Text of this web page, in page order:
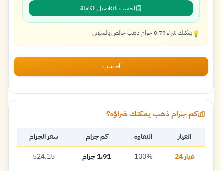
احسب التفاصيل الكاملة
💡يمكنك شراء 0.79 جرام ذهب خالص بالمتبقي
احسب
كم جرام ذهب يمكنك شراؤه؟
العيار النقاوة كم جرام
سعر الجرام
عيار 24
100% 1.91 جرام
524.15